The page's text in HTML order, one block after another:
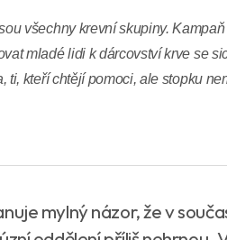
všechny krevní skupiny. Kampaň
mladé lidi k dárcovství krve se
ti, kteří chtějí pomoci, ale stopku
mylný názor, že v